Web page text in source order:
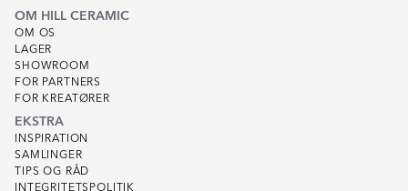
OM HILL CERAMIC
OM OS
LAGER
SHOWROOM
FOR PARTNERS
FOR KREATØRER
EKSTRA
INSPIRATION
SAMLINGER
TIPS OG RÅD
INTEGRITETSPOLITIK